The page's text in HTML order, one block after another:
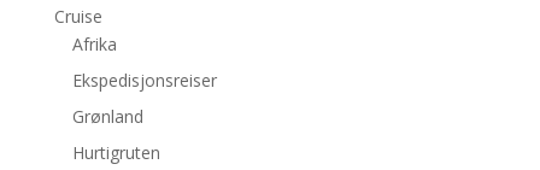
Cruise
Afrika
Ekspedisjonsreiser
Grønland
Hurtigruten